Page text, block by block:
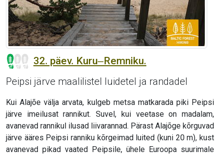
32. päev. Kuru‒Remniku.
Peipsi järve maalilistel luidetel ja randadel
Kui Alajõe välja arvata, kulgeb metsa matkarada piki Peipsi
järve imeilusat rannikut. Suvel, kui veetase on madalam,
avanevad rannikul ilusad liivarannad. Pärast Alajõge kõrguvad
järve ääres Peipsi ranniku kõrgeimad luited (kuni 20 m), kust
avanevad pikad vaated Peipsile, ühele Euroopa suurimale